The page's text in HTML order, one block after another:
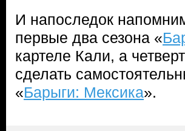
И напоследок
первые два сезона «
картеле Кали, а
сделать
«Барыги: Мексика».